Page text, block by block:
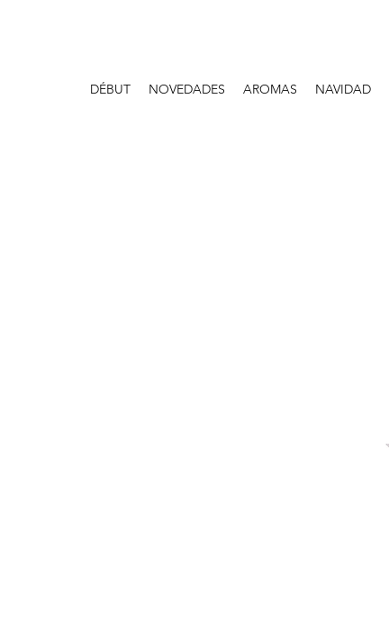
DÉBUT NOVEDADES AROMAS NAVIDAD